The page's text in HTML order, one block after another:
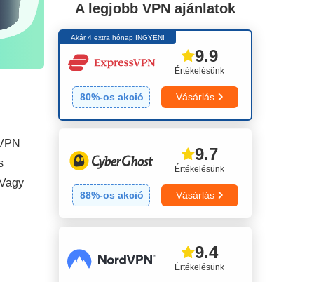
A legjobb VPN ajánlatok
Akár 4 extra hónap INGYEN!
Értékelésünk
9.9
80%-os akció Vásárlás
Értékelésünk
9.7
88%-os akció Vásárlás
Értékelésünk
9.4